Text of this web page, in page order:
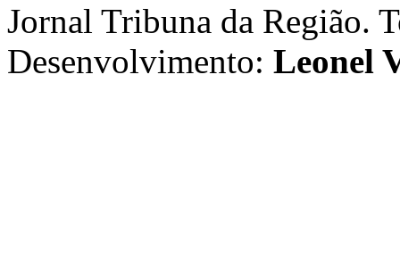
Jornal Tribuna da Região.
Desenvolvimento: Leonel